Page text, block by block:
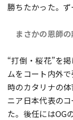
勝ちたかった。ず
まさかの恩師
“打倒・桜花”を
ムをコート内外
時のカタリナの
ニア日本代表の
た。後任にはOG